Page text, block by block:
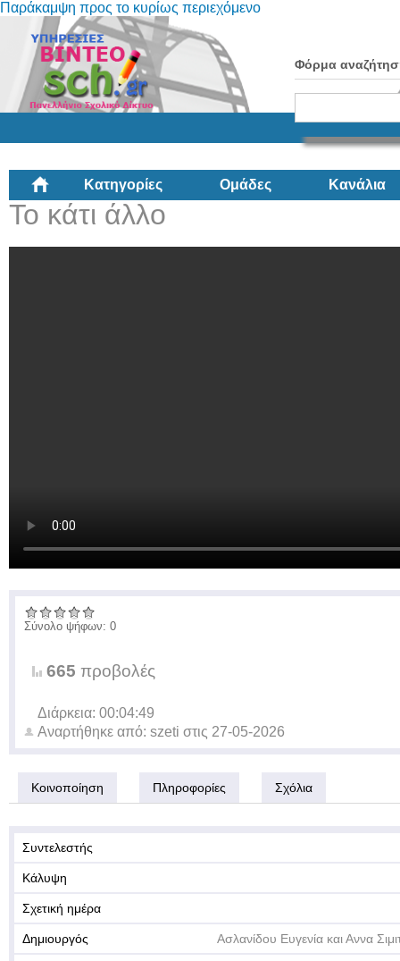
Παράκαμψη προς το κυρίως περιεχόμενο
Φόρμα
Κατηγορίες Ομάδες Κανάλια
Το κάτι άλλο
Σύνολο ψήφων: 0
665 προβολές
Διάρκεια: 00:04:49
Αναρτήθηκε από: szeti στις 27-05-2026
Κοινοποίηση Πληροφορίες Σχόλια
Συντελεστής
Κάλυψη
Σχετική ημέρα
Δημιουργός Ασλανίδου Ευγενία και Αννα